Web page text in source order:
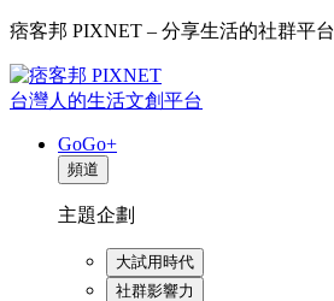
痞客邦 PIXNET – 分享生活的社群平台
台灣人的生活文創平台
GoGo+
頻道
主題企劃
大試用時代
社群影響力